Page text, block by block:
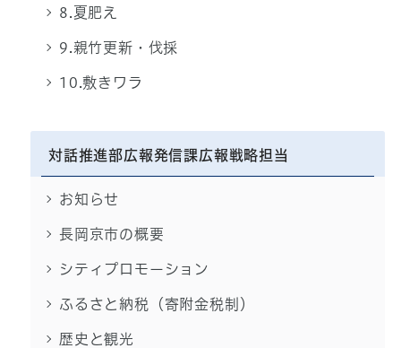
8.夏肥え
9.親竹更新・伐採
10.敷きワラ
対話推進部広報発信課広報戦略担当
お知らせ
長岡京市の概要
シティプロモーション
ふるさと納税（寄附金税制）
歴史と観光